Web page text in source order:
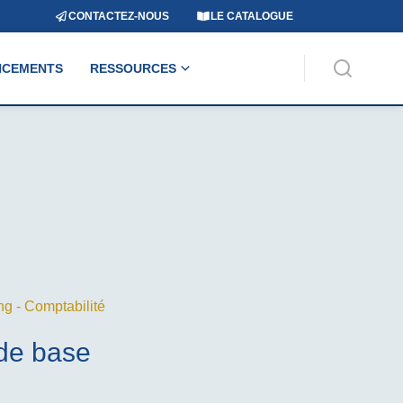
CONTACTEZ-NOUS LE CATALOGUE
RESSOURCES
- Comptabilité
base